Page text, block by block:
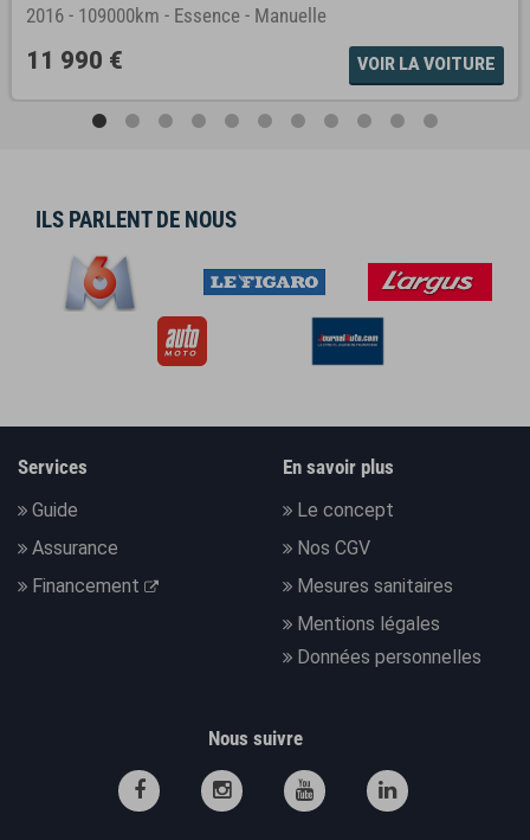
2016 - 109000km - Essence - Manuelle
11 990 € VOIR LA VOITURE
ILS PARLENT DE NOUS
Services
Guide
Assurance
Financement
En savoir plus
Le concept
Nos CGV
Mesures sanitaires
Mentions légales
Données personnelles
Nous suivre